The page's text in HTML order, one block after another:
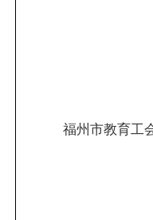
福州市教育工